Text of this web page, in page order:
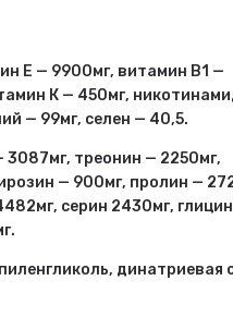
Е — 9900мг, витамин В1 —
К — 450мг,
— 99мг, селен — 40,5.
треонин — 2250мг,
— 900мг, пролин —
серин 2430мг,
динатриевая